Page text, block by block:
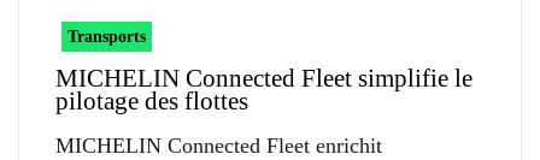
Transports
MICHELIN Connected Fleet simplifie le
pilotage des flottes
MICHELIN Connected Fleet enrichit